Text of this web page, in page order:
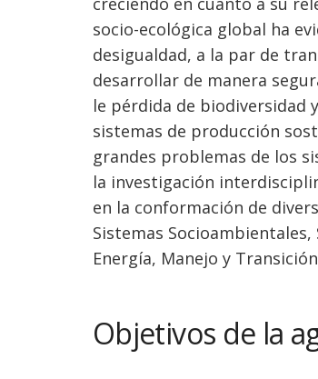
socio-ecológica global ha
desigualdad, a la par de
desarrollar de manera
le pérdida de biodiversidad
sistemas de producción
grandes problemas de los
la investigación
en la conformación de
Sistemas
Energía, Manejo y
Objetivos de la